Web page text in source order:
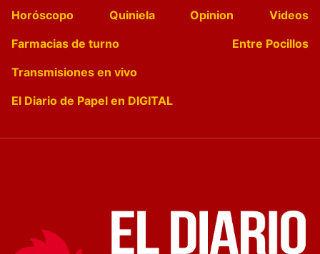
Horóscopo
Quiniela Opinion
Videos
Farmacias de turno
Entre Pocillos
Transmisiones en vivo
El Diario de Papel en DIGITAL